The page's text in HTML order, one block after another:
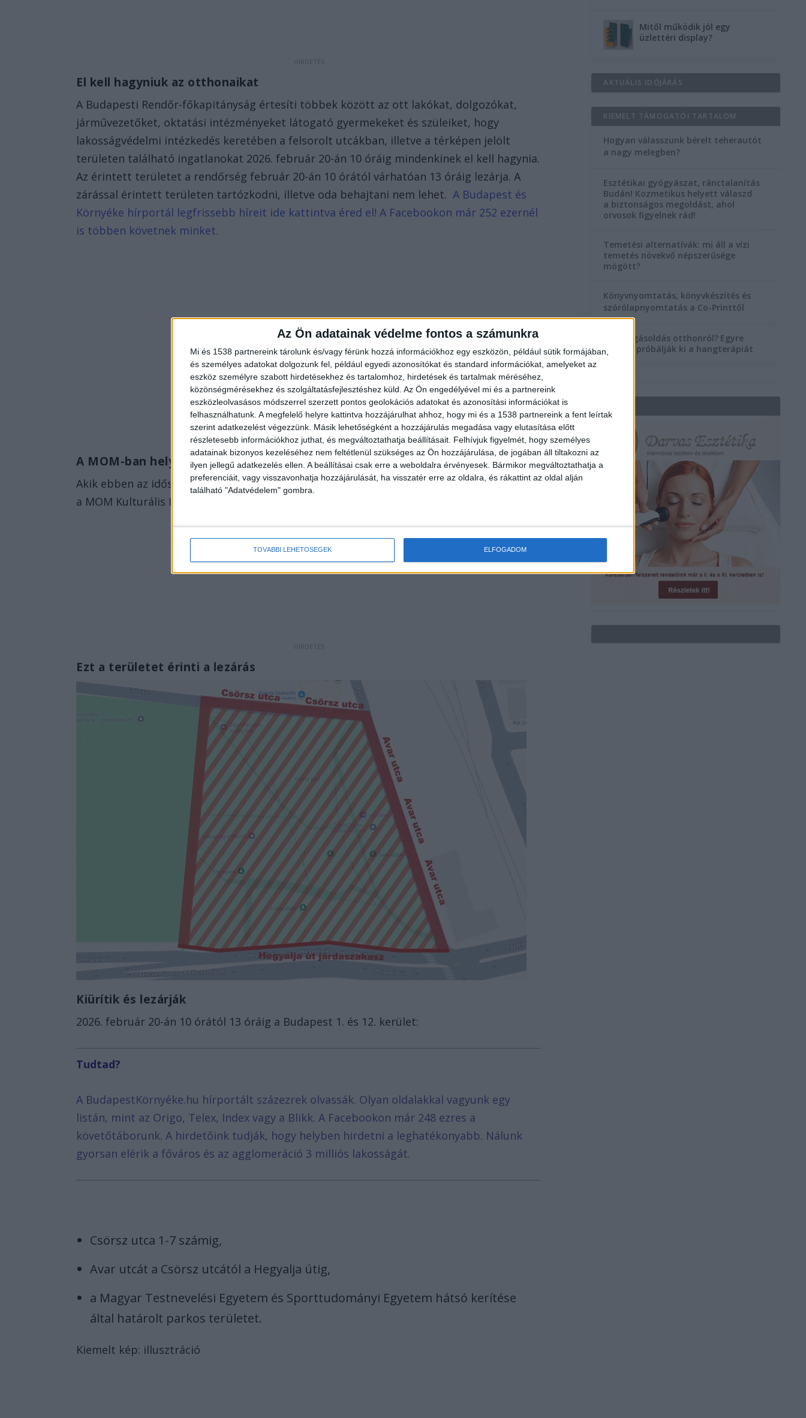
Az Ön adatainak védelme fontos a számunkra
Mi és 1538 partnereink tárolunk és/vagy férünk hozzá információkhoz egy eszközön, például sütik formájában,
és személyes adatokat dolgozunk fel, például egyedi azonosítókat és standard információkat, amelyeket az
eszköz személyre szabott hirdetésekhez és tartalomhoz, hirdetések és tartalmak méréséhez,
közönségmérésekhez és szolgáltatásfejlesztéshez küld. Az Ön engedélyével mi és a partnereink
eszközleolvasásos módszerrel szerzett pontos geolokációs adatokat és azonosítási információkat is
felhasználhatunk. A megfelelő helyre kattintva hozzájárulhat ahhoz, hogy mi és a 1538 partnereink a fent leírtak
szerint adatkezelést végezzünk. Másik lehetőségként a hozzájárulás megadása vagy elutasítása előtt
részletesebb információkhoz juthat, és megváltoztathatja beállításait. Felhívjuk figyelmét, hogy személyes
adatainak bizonyos kezeléséhez nem feltétlenül szükséges az Ön hozzájárulása, de jogában áll tiltakozni az
ilyen jellegű adatkezelés ellen. A beállításai csak erre a weboldalra érvényesek. Bármikor megváltoztathatja a
preferenciáit, vagy visszavonhatja hozzájárulását, ha visszatér erre az oldalra, és rákattint az oldal alján
található "Adatvédelem" gombra.
TOVÁBBI LEHETŐSÉGEK ELFOGADOM
El kell hagyniuk az otthonaikat
A Budapesti Rendőr-főkapitányság értesíti többek között az ott lakókat, dolgozókat,
járművezetőket, oktatási intézményeket látogató gyermekeket és szüleiket, hogy
lakosságvédelmi intézkedés keretében a felsorolt utcákban, illetve a térképen jelölt
területen található ingatlanokat 2026. február 20-án 10 óráig mindenkinek el kell hagynia.
Az érintett területet a rendőrség február 20-án 10 órától várhatóan 13 óráig lezárja. A
zárással érintett területen tartózkodni, illetve oda behajtani nem lehet.A Budapest és
Környéke hírportál legfrissebb híreit ide kattintva éred el! A Facebookon már 252 ezernél
is többen követnek minket.
A MOM-ban helyezik el őket
Akik ebben az időszakban nem tudják megoldani hol tartózkodásukat, pihenőhelyet
a MOM Kulturális Központban (1124 Budapest, Csörsz utca 18.) találhatnak.
Ezt a területet érinti a lezárás
Kiürítik és lezárják
2026. február 20-án 10 órától 13 óráig a Budapest 1. és 12. kerület:
Tudtad?
A BudapestKörnyéke.hu hírportált százezrek olvassák. Olyan oldalakkal vagyunk egy
listán, mint az Origo, Telex, Index vagy a Blikk. A Facebookon már 248 ezres a
követőtáborunk. A hirdetőink tudják, hogy helyben hirdetni a leghatékonyabb. Nálunk
gyorsan elérik a főváros és az agglomeráció 3 milliós lakosságát.
Csörsz utca 1-7 számig,
Avar utcát a Csörsz utcától a Hegyalja útig,
a Magyar Testnevelési Egyetem és Sporttudományi Egyetem hátsó kerítése
által határolt parkos területet.
Kiemelt kép: illusztráció
Mitől működik jól egy
üzlettéri display?
AKTUÁLIS IDŐJÁRÁS
KIEMELT TÁMOGATÓI TARTALOM
Hogyan válasszunk bérelt teherautót
a nagy melegben?
Esztétikai gyógyászat, ránctalanítás
Budán! Kozmetikus helyett válaszd
a biztonságos megoldást, ahol
orvosok figyelnek rád!
Temetési alternatívák: mi áll a vízi
temetés növekvő népszerűsége
mögött?
Könyvnyomtatás, könyvkészítés és
szórólapnyomtatás a Co-Printtől
Szorongásoldás otthonról? Egyre
többen próbálják ki a hangterápiát